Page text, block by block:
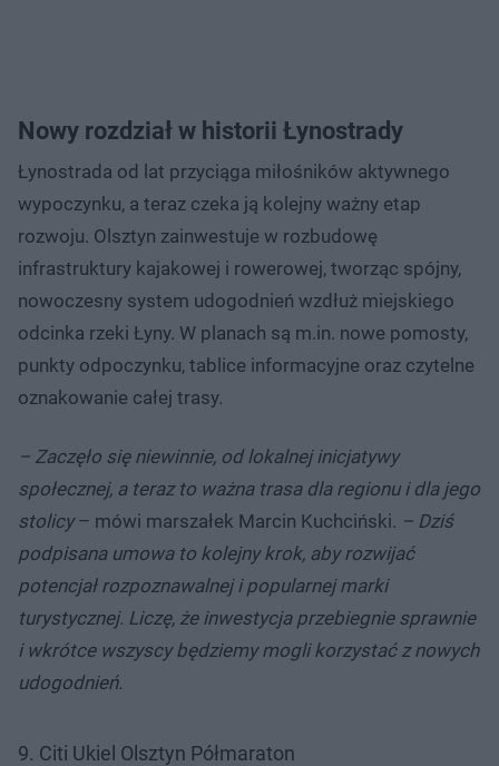
Nowy rozdział w historii Łynostrady
Łynostrada od lat przyciąga miłośników aktywnego
wypoczynku, a teraz czeka ją kolejny ważny etap
rozwoju. Olsztyn zainwestuje w rozbudowę
infrastruktury kajakowej i rowerowej, tworząc spójny,
nowoczesny system udogodnień wzdłuż miejskiego
odcinka rzeki Łyny. W planach są m.in. nowe pomosty,
punkty odpoczynku, tablice informacyjne oraz czytelne
oznakowanie całej trasy.
– Zaczęło się niewinnie, od lokalnej inicjatywy
społecznej, a teraz to ważna trasa dla regionu i dla jego
stolicy– mówi marszałek Marcin Kuchciński. – Dziś
podpisana umowa to kolejny krok, aby rozwijać
potencjał rozpoznawalnej i popularnej marki
turystycznej. Liczę, że inwestycja przebiegnie sprawnie
i wkrótce wszyscy będziemy mogli korzystać z nowych
udogodnień.
9. Citi Ukiel Olsztyn Półmaraton